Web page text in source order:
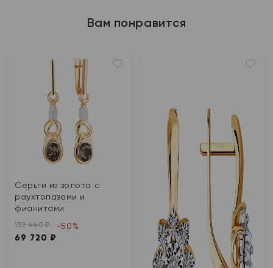
Вам понравится
Серьги из золота с
раухтопазами и
фианитами
139 440 ₽
69 720 ₽
-50%